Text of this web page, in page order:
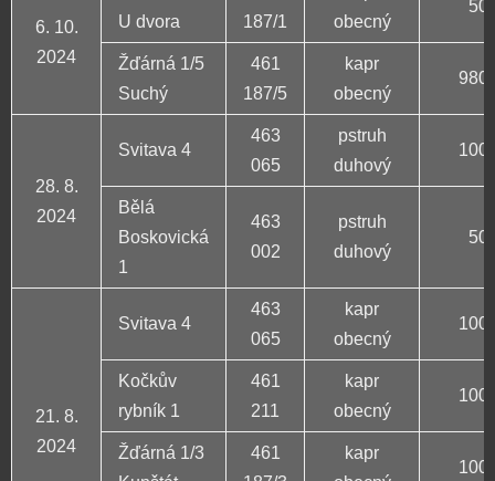
6. 10.
2024
U dvora
187/1
obecný
50
Žďárná 1/5
Suchý
461
187/5
kapr
obecný
980
28. 8.
2024
Svitava 4
463
065
pstruh
duhový
100
Bělá
Boskovická
1
463
002
pstruh
duhový
50
21. 8.
2024
Svitava 4
463
065
kapr
obecný
100
Kočkův
rybník 1
461
211
kapr
obecný
100
Žďárná 1/3
461
kapr
100